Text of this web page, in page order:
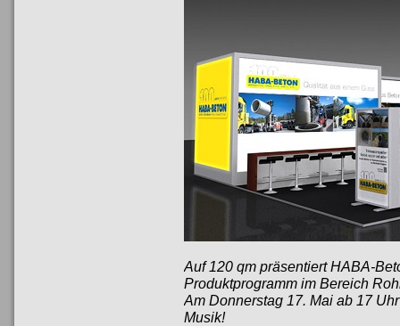
Auf 120 qm präsentiert HABA-
Produktprogramm im Bereich
Am Donnerstag 17. Mai ab 17
Musik!